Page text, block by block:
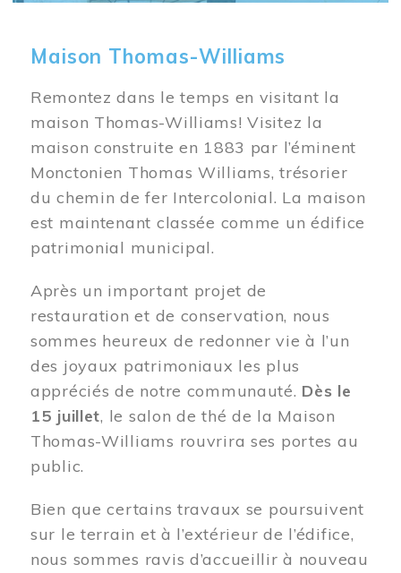
Maison Thomas-Williams
Remontez dans le temps en visitant la
maison Thomas-Williams! Visitez la
maison construite en 1883 par l’éminent
Monctonien Thomas Williams, trésorier
du chemin de fer Intercolonial. La maison
est maintenant classée comme un édifice
patrimonial municipal.
Après un important projet de
restauration et de conservation, nous
sommes heureux de redonner vie à l’un
des joyaux patrimoniaux les plus
appréciés de notre communauté. Dès le
15 juillet, le salon de thé de la Maison
Thomas-Williams rouvrira ses portes au
public.
Bien que certains travaux se poursuivent
sur le terrain et à l’extérieur de l’édifice,
nous sommes ravis d’accueillir à nouveau